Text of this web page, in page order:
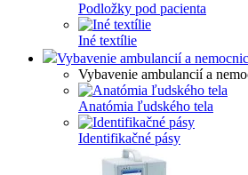
Podložky pod pacienta
Iné textílie
Vybavenie ambulancií a nemocnic
Vybavenie ambulancií a
Anatómia ľudského tela
Identifikačné pásy